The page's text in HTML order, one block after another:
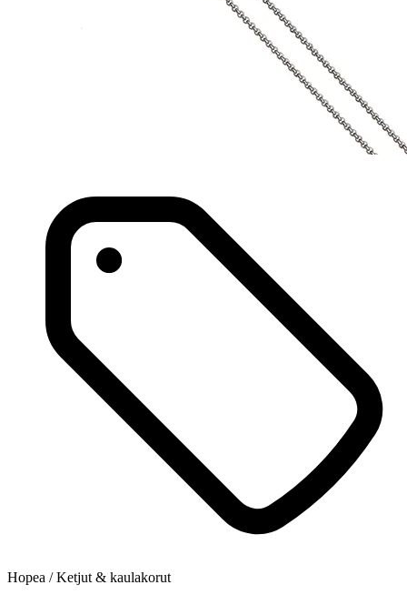
Hopea / Ketjut & kaulakorut